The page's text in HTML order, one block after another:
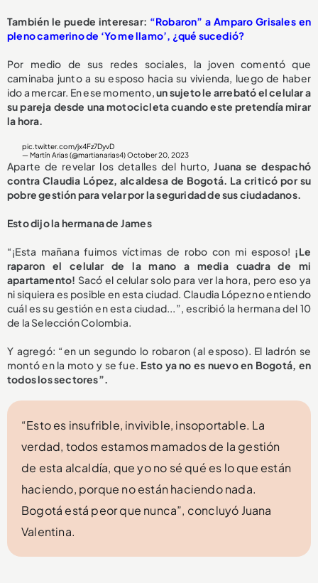
También le puede interesar: “Robaron” a Amparo Grisales en
pleno camerino de ‘Yo me llamo’, ¿qué sucedió?
Por medio de sus redes sociales, la joven comentó que
caminaba junto a su esposo hacia su vivienda, luego de haber
ido a mercar. En ese momento,un sujeto le arrebató el celular a
su pareja desde una motocicleta cuando este pretendía mirar
la hora.
pic.twitter.com/jx4Fz7DyvD
— Martín Arias (@martianarias4)October 20, 2023
Aparte de revelar los detalles del hurto,Juana se despachó
contra Claudia López, alcaldesa de Bogotá. La criticó por su
pobre gestión para velar por la seguridad de sus ciudadanos.
Esto dijo la hermana de James
“¡Esta mañana fuimos víctimas de robo con mi esposo! ¡Le
raparon el celular de la mano a media cuadra de mi
apartamento! Sacó el celular solo para ver la hora, pero eso ya
ni siquiera es posible en esta ciudad. Claudia López no entiendo
cuál es su gestión en esta ciudad...”, escribió la hermana del 10
de la Selección Colombia.
Y agregó: “en un segundo lo robaron (al esposo). El ladrón se
montó en la moto y se fue. Esto ya no es nuevo en Bogotá, en
todos los sectores”.
“Esto es insufrible, invivible, insoportable. La
verdad, todos estamos mamados de la gestión
de esta alcaldía, que yo no sé qué es lo que están
haciendo, porque no están haciendo nada.
Bogotá está peor que nunca”, concluyó Juana
Valentina.